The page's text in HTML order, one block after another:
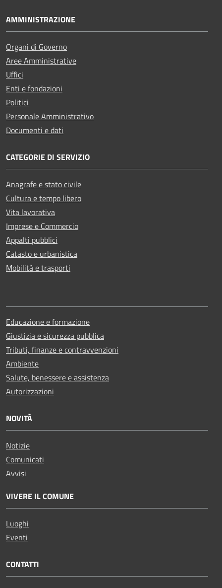
AMMINISTRAZIONE
Organi di Governo
Aree Amministrative
Uffici
Enti e fondazioni
Politici
Personale Amministrativo
Documenti e dati
CATEGORIE DI SERVIZIO
Anagrafe e stato civile
Cultura e tempo libero
Vita lavorativa
Imprese e Commercio
Appalti pubblici
Catasto e urbanistica
Mobilità e trasporti
Educazione e formazione
Giustizia e sicurezza pubblica
Tributi, finanze e contravvenzioni
Ambiente
Salute, benessere e assistenza
Autorizzazioni
NOVITÀ
Notizie
Comunicati
Avvisi
VIVERE IL COMUNE
Luoghi
Eventi
CONTATTI